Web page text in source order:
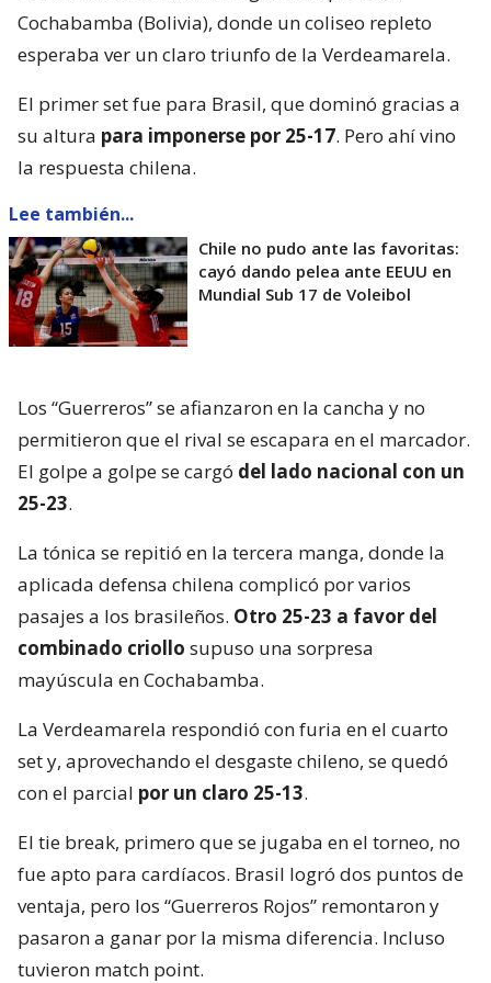
Cochabamba (Bolivia), donde un coliseo repleto
esperaba ver un claro triunfo de la Verdeamarela.
El primer set fue para Brasil, que dominó gracias a
su altura para imponerse por 25-17. Pero ahí vino
la respuesta chilena.
Lee también...
Chile no pudo ante las favoritas:
cayó dando pelea ante EEUU en
Mundial Sub 17 de Voleibol
Los “Guerreros” se afianzaron en la cancha y no
permitieron que el rival se escapara en el marcador.
El golpe a golpe se cargó del lado nacional con un
25-23.
La tónica se repitió en la tercera manga, donde la
aplicada defensa chilena complicó por varios
pasajes a los brasileños. Otro 25-23 a favor del
combinado criollo supuso una sorpresa
mayúscula en Cochabamba.
La Verdeamarela respondió con furia en el cuarto
set y, aprovechando el desgaste chileno, se quedó
con el parcial por un claro 25-13.
El tie break, primero que se jugaba en el torneo, no
fue apto para cardíacos. Brasil logró dos puntos de
ventaja, pero los “Guerreros Rojos” remontaron y
pasaron a ganar por la misma diferencia. Incluso
tuvieron match point.